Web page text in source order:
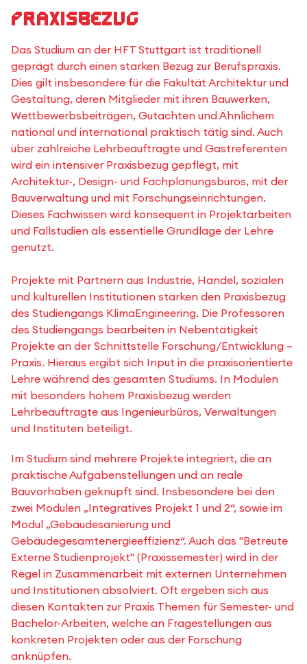
Praxisbezug
Das Studium an der HFT Stuttgart ist traditionell
geprägt durch einen starken Bezug zur Berufspraxis.
Dies gilt insbesondere für die Fakultät Architektur und
Gestaltung, deren Mitglieder mit ihren Bauwerken,
Wettbewerbsbeiträgen, Gutachten und Ähnlichem
national und international praktisch tätig sind. Auch
über zahlreiche Lehrbeauftragte und Gastreferenten
wird ein intensiver Praxisbezug gepflegt, mit
Architektur-, Design- und Fachplanungsbüros, mit der
Bauverwaltung und mit Forschungseinrichtungen.
Dieses Fachwissen wird konsequent in Projektarbeiten
und Fallstudien als essentielle Grundlage der Lehre
genutzt.
Projekte mit Partnern aus Industrie, Handel, sozialen
und kulturellen Institutionen stärken den Praxisbezug
des Studiengangs KlimaEngineering. Die Professoren
des Studiengangs bearbeiten in Nebentätigkeit
Projekte an der Schnittstelle Forschung/Entwicklung –
Praxis. Hieraus ergibt sich Input in die praxisorientierte
Lehre während des gesamten Studiums. In Modulen
mit besonders hohem Praxisbezug werden
Lehrbeauftragte aus Ingenieurbüros, Verwaltungen
und Instituten beteiligt.
Im Studium sind mehrere Projekte integriert, die an
praktische Aufgabenstellungen und an reale
Bauvorhaben geknüpft sind. Insbesondere bei den
zwei Modulen „Integratives Projekt 1 und 2“, sowie im
Modul „Gebäudesanierung und
Gebäudegesamtenergieeffizienz“. Auch das "Betreute
Externe Studienprojekt" (Praxissemester) wird in der
Regel in Zusammenarbeit mit externen Unternehmen
und Institutionen absolviert. Oft ergeben sich aus
diesen Kontakten zur Praxis Themen für Semester- und
Bachelor-Arbeiten, welche an Fragestellungen aus
konkreten Projekten oder aus der Forschung
anknüpfen.